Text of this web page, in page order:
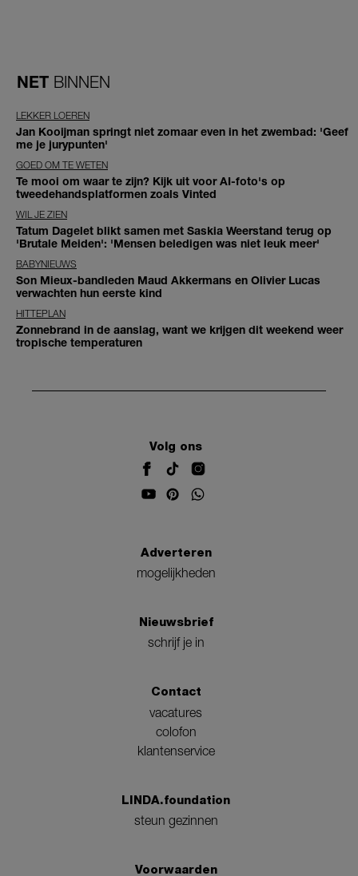
NET BINNEN
LEKKER LOEREN
Jan Kooijman springt niet zomaar even in het zwembad: 'Geef
me je jurypunten'
GOED OM TE WETEN
Te mooi om waar te zijn? Kijk uit voor AI-foto's op
tweedehandsplatformen zoals Vinted
WIL JE ZIEN
Tatum Dagelet blikt samen met Saskia Weerstand terug op
'Brutale Meiden': 'Mensen beledigen was niet leuk meer'
BABYNIEUWS
Son Mieux-bandleden Maud Akkermans en Olivier Lucas
verwachten hun eerste kind
HITTEPLAN
Zonnebrand in de aanslag, want we krijgen dit weekend weer
tropische temperaturen
Volg ons
Adverteren
mogelijkheden
Nieuwsbrief
schrijf je in
Contact
vacatures
colofon
klantenservice
LINDA.foundation
steun gezinnen
Voorwaarden